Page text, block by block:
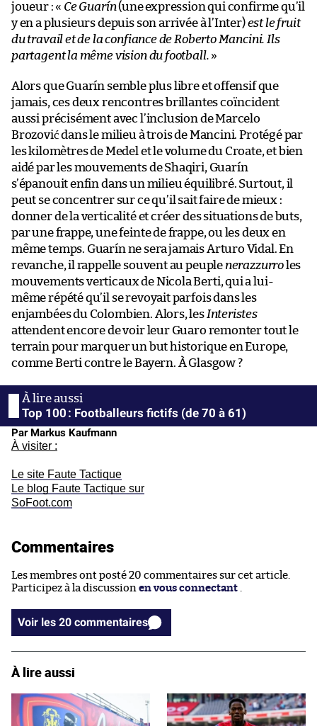
joueur : « Ce Guarín(une expression qui confirme qu’il
y en a plusieurs depuis son arrivée à l’Inter)est le fruit
du travail et de la confiance de Roberto Mancini. Ils
partagent la même vision du football. »
Alors que Guarín semble plus libre et offensif que
jamais, ces deux rencontres brillantes coïncident
aussi précisément avec l’inclusion de Marcelo
Brozović dans le milieu à trois de Mancini. Protégé par
les kilomètres de Medel et le volume du Croate, et bien
aidé par les mouvements de Shaqiri, Guarín
s’épanouit enfin dans un milieu équilibré. Surtout, il
peut se concentrer sur ce qu’il sait faire de mieux :
donner de la verticalité et créer des situations de buts,
par une frappe, une feinte de frappe, ou les deux en
même temps. Guarín ne sera jamais Arturo Vidal. En
revanche, il rappelle souvent au peuple nerazzurro les
mouvements verticaux de Nicola Berti, qui a lui-
même répété qu’il se revoyait parfois dans les
enjambées du Colombien. Alors, les Interistes
attendent encore de voir leur Guaro remonter tout le
terrain pour marquer un but historique en Europe,
comme Berti contre le Bayern. À Glasgow ?
Top 100 : Footballeurs fictifs (de 70 à 61)
Par Markus Kaufmann
À visiter :
Le site Faute Tactique
Le blog Faute Tactique sur
SoFoot.com
Commentaires
Les membres ont posté 20 commentaires sur cet article.
Participez à la discussion en vous connectant .
Voir les 20 commentaires
À lire aussi